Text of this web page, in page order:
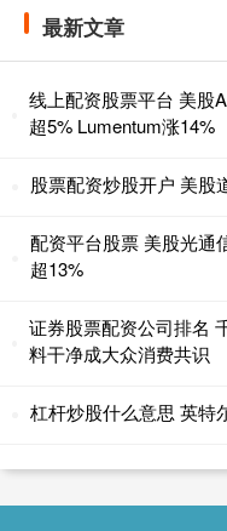
最新文章
线上配资股票平台 美股
超5% Lumentum涨14%
股票配资炒股开户 美股
配资平台股票 美股光通
超13%
证券股票配资公司排名
料干净成大众消费共识
杠杆炒股什么意思 英特